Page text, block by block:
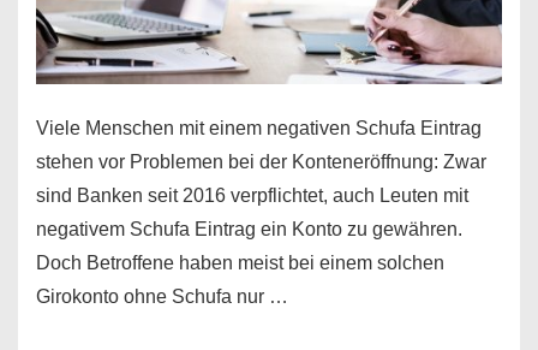
Viele Menschen mit einem negativen Schufa Eintrag
stehen vor Problemen bei der Konteneröffnung: Zwar
sind Banken seit 2016 verpflichtet, auch Leuten mit
negativem Schufa Eintrag ein Konto zu gewähren.
Doch Betroffene haben meist bei einem solchen
Girokonto ohne Schufa nur …